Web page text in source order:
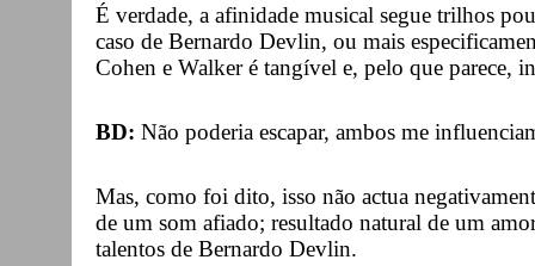
É verdade, a afinidade musical segue trilhos
caso de Bernardo Devlin, ou mais
Cohen e Walker é tangível e, pelo que parece,
BD: Não poderia escapar, ambos me
Mas, como foi dito, isso não actua
de um som afiado; resultado natural de um
talentos de Bernardo Devlin.